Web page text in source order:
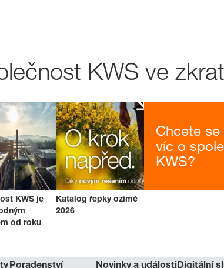
KWS ve
KWS je
od roku
Katalog řepky ozimé
2026
Chcete
víc o
KWS?
Poradenství Novinky a událostiDigitální